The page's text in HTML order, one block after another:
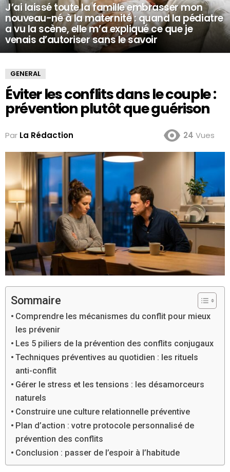
J’ai laissé toute la famille embrasser mon
nouveau-né à la maternité : quand la pédiatre
a vu la scène, elle m’a expliqué ce que je
venais d’autoriser sans le savoir
GENERAL
Éviter les conflits dans le couple :
prévention plutôt que guérison
Par La Rédaction 24 Vues
Sommaire
Comprendre les mécanismes du conflit pour mieux
les prévenir
Les 5 piliers de la prévention des conflits conjugaux
Techniques préventives au quotidien : les rituels
anti-conflit
Gérer le stress et les tensions : les désamorceurs
naturels
Construire une culture relationnelle préventive
Plan d’action : votre protocole personnalisé de
prévention des conflits
Conclusion : passer de l’espoir à l’habitude